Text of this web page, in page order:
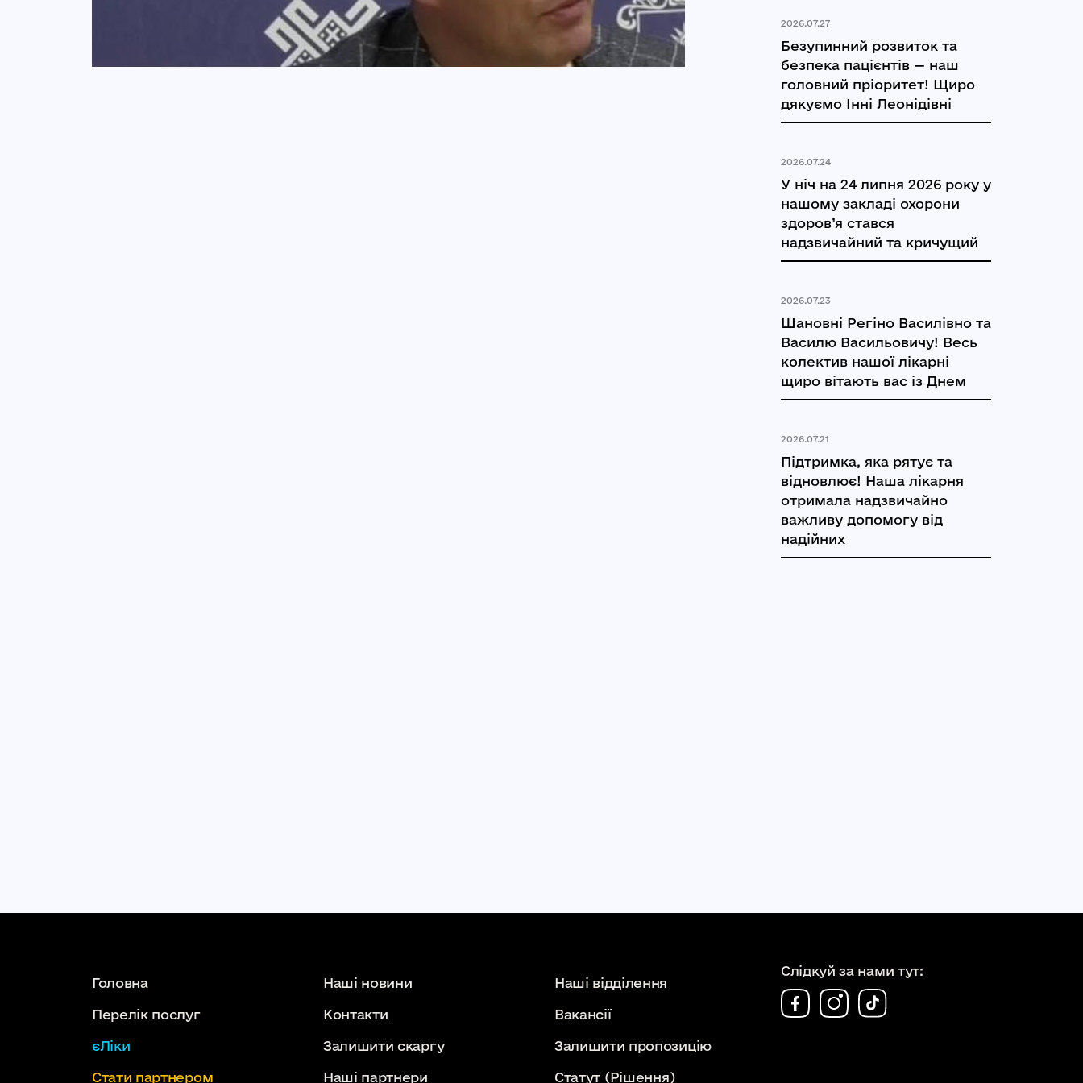
2026.07.27
Безупинний розвиток та
безпека пацієнтів — наш
головний пріоритет! Щиро
дякуємо Інні Леонідівні
2026.07.24
У ніч на 24 липня 2026 року у
нашому закладі охорони
здоров’я стався
надзвичайний та кричущий
2026.07.23
Шановні Регіно Василівно та
Василю Васильовичу! Весь
колектив нашої лікарні
щиро вітають вас із Днем
2026.07.21
Підтримка, яка рятує та
відновлює! Наша лікарня
отримала надзвичайно
важливу допомогу від
надійних
Головна Наші новини Наші відділення
Перелік послуг Контакти Вакансії
єЛіки Залишити скаргу Залишити пропозицію
Стати партнером Наші партнери Статут (Рішення)
Слідкуй за нами тут: